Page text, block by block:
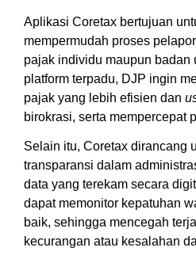
Aplikasi Coretax bertujuan
mempermudah proses
pajak individu maupun badan
platform terpadu, DJP ingin
pajak yang lebih efisien dan
birokrasi, serta mempercepat
Selain itu, Coretax dirancang
transparansi dalam
data yang terekam secara
dapat memonitor kepatuhan
baik, sehingga mencegah
kecurangan atau kesalahan